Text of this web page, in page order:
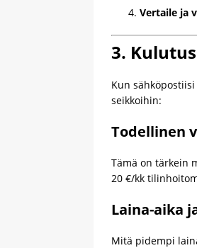
Vertaile ja
3.
Kun
seikkoihin:
Todellinen
Tämä on tärkein
20 €/kk
Laina-aika
Mitä pidempi